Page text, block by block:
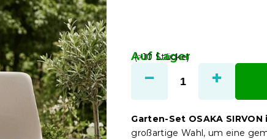
Auf Lager
(>10 Stücke)
Garten-Set OSAKA
großartige Wahl, um eine